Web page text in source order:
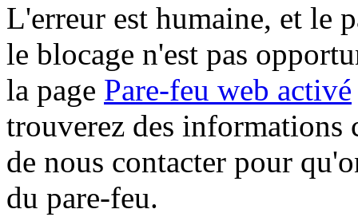
L'erreur est humaine, et le
le blocage n'est pas
la page Pare-feu web activé
trouverez des informations
de nous contacter pour
du pare-feu.